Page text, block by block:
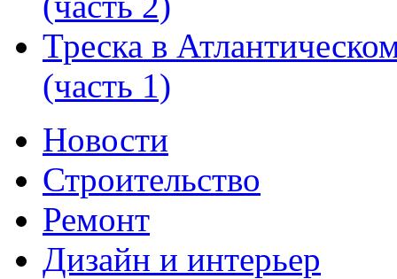
Треска в
(часть 1)
Новости
Строительство
Ремонт
Дизайн и интерьер